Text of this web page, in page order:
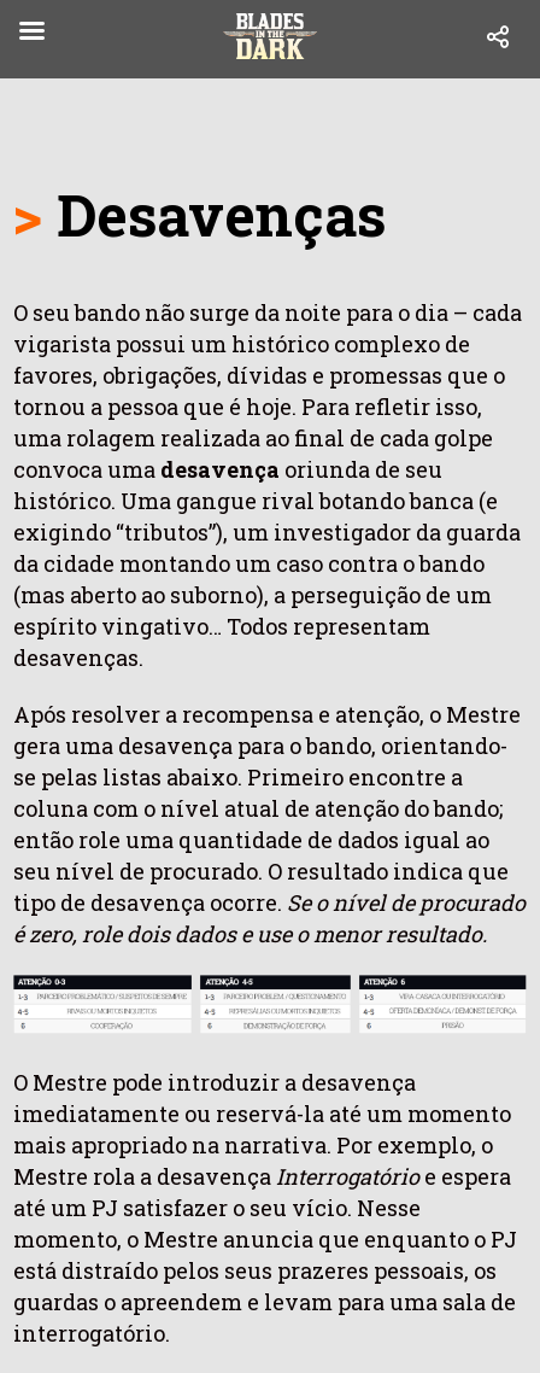
> Desavenças
O seu bando não surge da noite para o dia – cada
vigarista possui um histórico complexo de
favores, obrigações, dívidas e promessas que o
tornou a pessoa que é hoje. Para refletir isso,
uma rolagem realizada ao final de cada golpe
convoca uma desavença oriunda de seu
histórico. Uma gangue rival botando banca (e
exigindo “tributos”), um investigador da guarda
da cidade montando um caso contra o bando
(mas aberto ao suborno), a perseguição de um
espírito vingativo… Todos representam
desavenças.
Após resolver a recompensa e atenção, o Mestre
gera uma desavença para o bando, orientando-
se pelas listas abaixo. Primeiro encontre a
coluna com o nível atual de atenção do bando;
então role uma quantidade de dados igual ao
seu nível de procurado. O resultado indica que
tipo de desavença ocorre. Se o nível de procurado
é zero, role dois dados e use o menor resultado.
O Mestre pode introduzir a desavença
imediatamente ou reservá-la até um momento
mais apropriado na narrativa. Por exemplo, o
Mestre rola a desavença Interrogatórioe espera
até um PJ satisfazer o seu vício. Nesse
momento, o Mestre anuncia que enquanto o PJ
está distraído pelos seus prazeres pessoais, os
guardas o apreendem e levam para uma sala de
interrogatório.